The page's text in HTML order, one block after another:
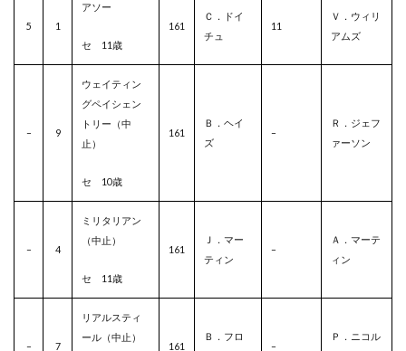
5 1
アソー
セ 11歳
161
Ｃ．ドイ
チュ
11
Ｖ．ウィリ
アムズ
– 9
ウェイティン
グペイシェン
トリー（中
止）
セ 10歳
161
Ｂ．ヘイ
ズ
–
Ｒ．ジェフ
ァーソン
– 4
ミリタリアン
（中止）
セ 11歳
161
Ｊ．マー
ティン
–
Ａ．マーテ
ィン
– 7
リアルスティ
ール（中止）
161
Ｂ．フロ
–
Ｐ．ニコル